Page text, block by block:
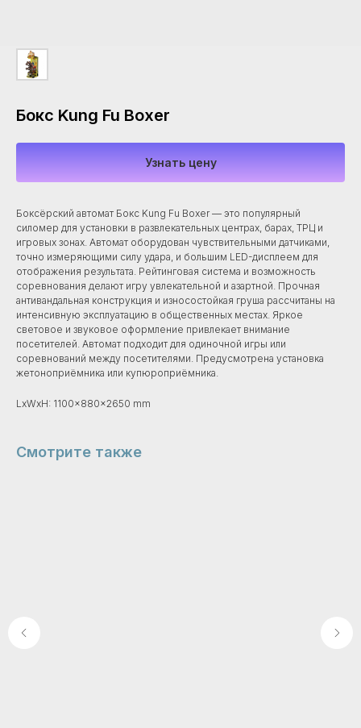
Бокс Kung Fu Boxer
Узнать цену
Боксёрский автомат Бокс Kung Fu Boxer — это популярный
силомер для установки в развлекательных центрах, барах, ТРЦ и
игровых зонах. Автомат оборудован чувствительными датчиками,
точно измеряющими силу удара, и большим LED-дисплеем для
отображения результата. Рейтинговая система и возможность
соревнования делают игру увлекательной и азартной. Прочная
антивандальная конструкция и износостойкая груша рассчитаны на
интенсивную эксплуатацию в общественных местах. Яркое
световое и звуковое оформление привлекает внимание
посетителей. Автомат подходит для одиночной игры или
соревнований между посетителями. Предусмотрена установка
жетоноприёмника или купюроприёмника.
LxWxH: 1100x880x2650 mm
Смотрите также